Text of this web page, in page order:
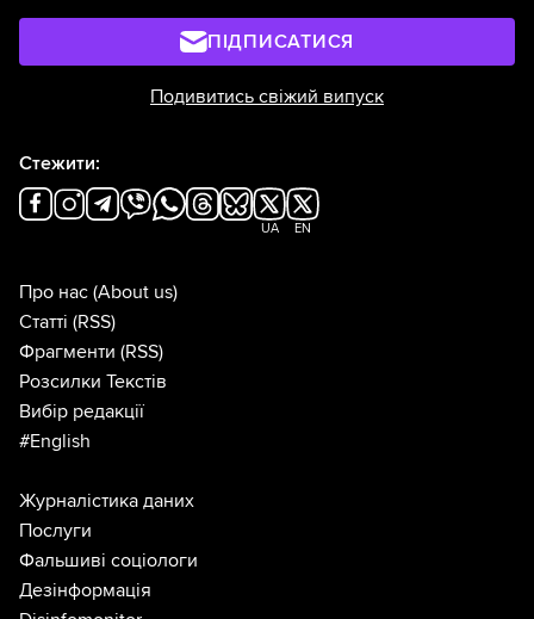
ПІДПИСАТИСЯ
Подивитись свіжий випуск
Стежити:
UA EN
Про нас (About us)
Статті (RSS)
Фрагменти (RSS)
Розсилки Текстів
Вибір редакції
#English
Журналістика даних
Послуги
Фальшиві соціологи
Дезінформація